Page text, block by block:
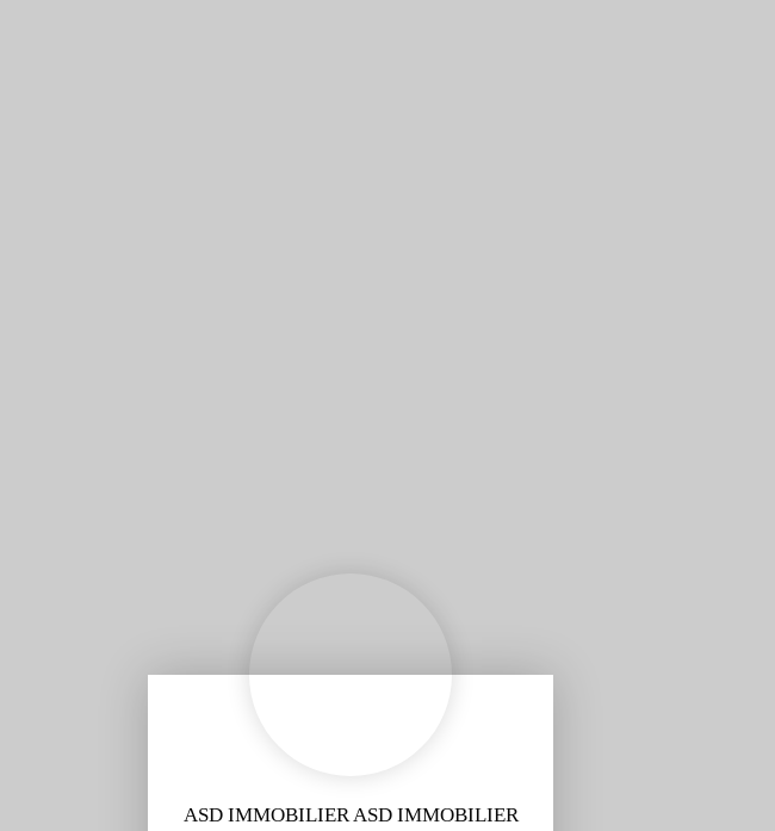
ASD IMMOBILIER ASD IMMOBILIER